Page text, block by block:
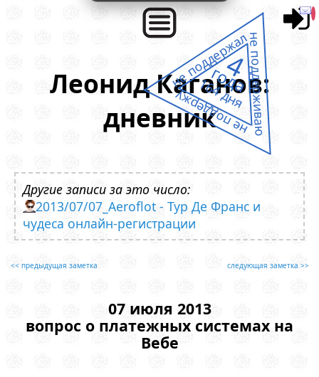
Леонид Каганов:
дневник
Другие записи за это число:
2013/07/07_Aeroflot - Тур Де Франс и
чудеса онлайн-регистрации
<< предыдущая заметка следующая заметка >>
07 июля 2013
вопрос о платежных системах на
Вебе
не поддержалне поддерживаю
не поддержу
4
года
164 дня